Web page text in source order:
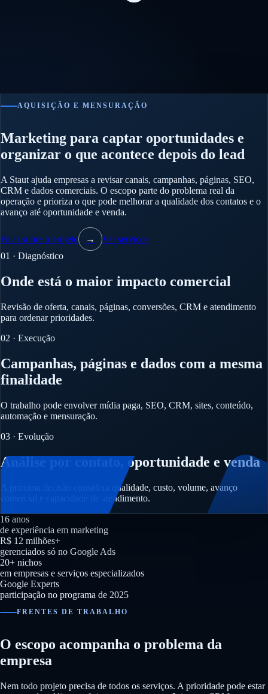
AQUISIÇÃO E MENSURAÇÃO
Marketing para captar oportunidades e
organizar o que acontece depois do lead
A Staut ajuda empresas a revisar canais, campanhas, páginas, SEO,
CRM e dados comerciais. O escopo parte do problema real da
operação e prioriza o que pode melhorar a qualidade dos contatos e o
avanço até oportunidade e venda.
Falar sobre o projeto →
Ver serviços
01 · Diagnóstico
Onde está o maior impacto comercial
Revisão de oferta, canais, páginas, conversões, CRM e atendimento
para ordenar prioridades.
02 · Execução
Campanhas, páginas e dados com a mesma
finalidade
O trabalho pode envolver mídia paga, SEO, CRM, sites, conteúdo,
automação e mensuração.
03 · Evolução
Análise por contato, oportunidade e venda
A próxima decisão considera qualidade, custo, volume, avanço
comercial e capacidade de atendimento.
16 anos
de experiência em marketing
R$ 12 milhões+
gerenciados só no Google Ads
20+ nichos
em empresas e serviços especializados
Google Experts
participação no programa de 2025
FRENTES DE TRABALHO
O escopo acompanha o problema da
empresa
Nem todo projeto precisa de todos os serviços. A prioridade pode estar